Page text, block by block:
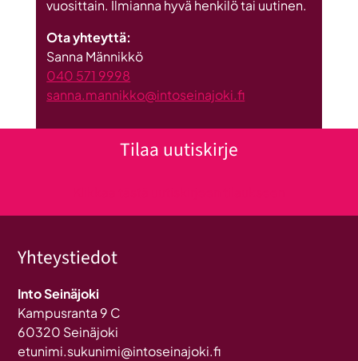
vuosittain. Ilmianna hyvä henkilö tai uutinen.
Ota yhteyttä:
Sanna Männikkö
040 571 9998
sanna.mannikko@intoseinajoki.fi
Tilaa uutiskirje
Yhteystiedot
Into Seinäjoki
Kampusranta 9 C
60320 Seinäjoki
etunimi.sukunimi@intoseinajoki.fi